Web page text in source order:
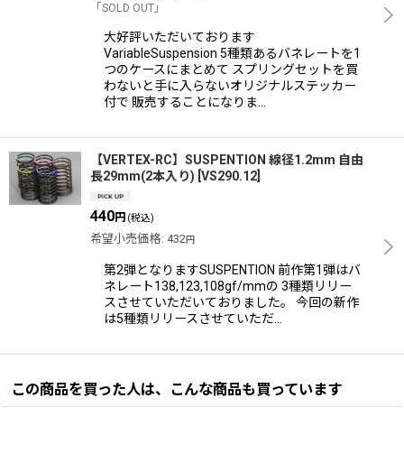
「SOLD OUT」
大好評いただいております
VariableSuspension 5種類あるバネレートを1
つのケースにまとめて スプリングセットを買
わないと手に入らないオリジナルステッカー
付で 販売することになりま…
【VERTEX-RC】SUSPENTION 線径1.2mm 自由
長29mm(2本入り) VS290.12
440円 (税込)
希望小売価格: 432円
第2弾となりますSUSPENTION 前作第1弾はバ
ネレート138,123,108gf/mmの 3種類リリー
スさせていただいておりました。 今回の新作
は5種類リリースさせていただ…
この商品を買った人は、こんな商品も買っています